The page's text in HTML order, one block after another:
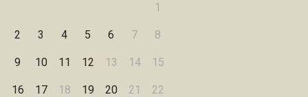
1
2 3 4 5 6 7 8
9 10 11 12 13 14 15
16 17 18 19 20 21 22